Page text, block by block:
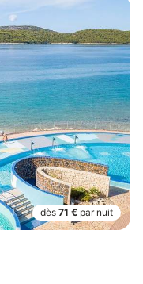
dès 71 € par nuit